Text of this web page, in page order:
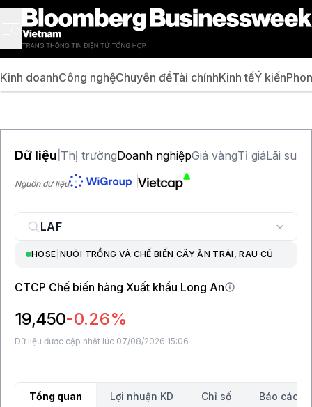
Kinh doanhCông nghệChuyên đềTài chínhKinh tếÝ kiến
Dữ liệu Thị trườngDoanh nghiệpGiá vàngTỉ giáLãi suất
Nguồn dữ liệu
HOSE NUÔI TRỒNG VÀ CHẾ BIẾN CÂY ĂN TRÁI, RAU CỦ
CTCP Chế biến hàng Xuất khẩu Long An
19,450-0.26%
Dữ liệu được cập nhật lúc 07/08/2026 15:06
Tổng quan Lợi nhuận KD Chỉ số Báo cáo